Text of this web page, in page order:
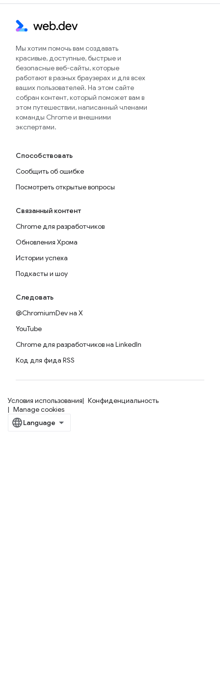
Мы хотим помочь вам создавать
красивые, доступные, быстрые и
безопасные веб-сайты, которые
работают в разных браузерах и для всех
ваших пользователей. На этом сайте
собран контент, который поможет вам в
этом путешествии, написанный членами
команды Chrome и внешними
экспертами.
Способствовать
Сообщить об ошибке
Посмотреть открытые вопросы
Связанный контент
Chrome для разработчиков
Обновления Хрома
Истории успеха
Подкасты и шоу
Следовать
@ChromiumDev на X
YouTube
Chrome для разработчиков на LinkedIn
Код для фида RSS
Условия использования
Конфиденциальность
Manage cookies